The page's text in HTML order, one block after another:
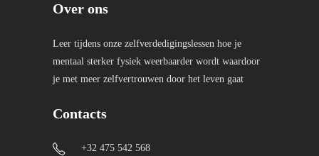
Over ons
Leer tijdens onze zelfverdedigingslessen hoe je
mentaal sterker fysiek weerbaarder wordt waardoor
je met meer zelfvertrouwen door het leven gaat
Contacts
+32 475 542 568